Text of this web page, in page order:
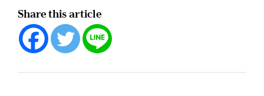
Share this article